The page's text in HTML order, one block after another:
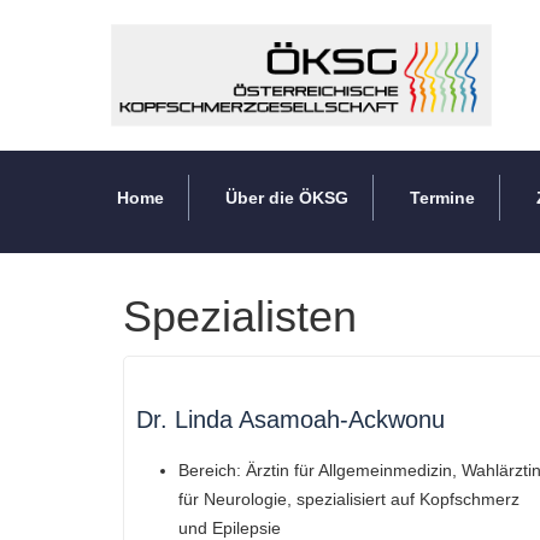
Home Über die ÖKSG Termine
Spezialisten
Dr. Linda Asamoah-Ackwonu
Bereich: Ärztin für Allgemeinmedizin, Wahlärztin
für Neurologie, spezialisiert auf Kopfschmerz
und Epilepsie